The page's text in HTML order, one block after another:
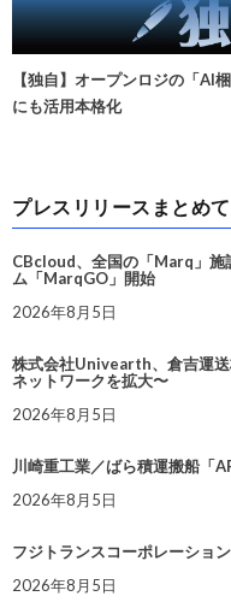
【独自】オープンロジの「AI
にも活用本格化
プレスリリースまとめ
CBcloud、全国の「Marq」施
ム「MarqGO」開始
2026年8月5日
株式会社Univearth、倉吉運
ネットワークを拡大〜
2026年8月5日
川崎重工業／ばら積運搬船「
2026年8月5日
フジトランスコーポレーショ
2026年8月5日